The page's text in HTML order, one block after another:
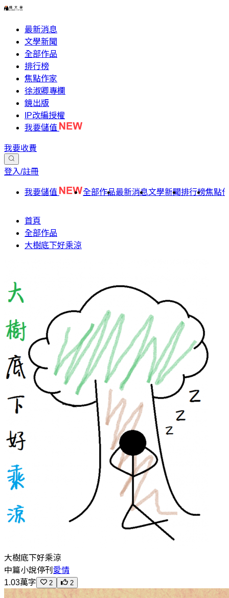
最新消息
文學新聞
全部作品
排行榜
焦點作家
徐淑卿專欄
鏡出版
IP改編授權
我要儲值
我要收費
登入/註冊
我要儲值 全部作品最新消息文學新聞排行榜焦點
首頁
全部作品
大樹底下好乘涼
大樹底下好乘涼
中篇小說停刊 愛情
1.03萬字
2 2